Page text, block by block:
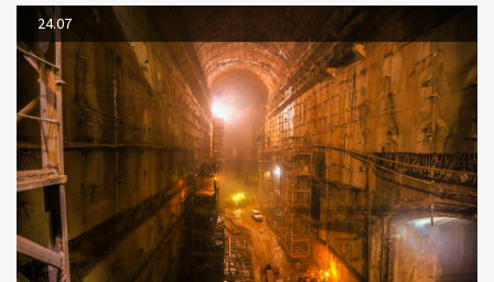
24.07